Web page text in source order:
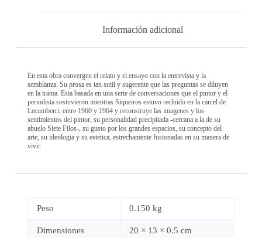
Información adicional
En esta obra convergen el relato y el ensayo con la entrevista y la
semblanza. Su prosa es tan sutil y sugerente que las preguntas se diluyen
en la trama. Esta basada en una serie de conversaciones que el pintor y el
periodista sostuvieron mientras Siqueiros estuvo recluido en la carcel de
Lecumberri, entre 1960 y 1964 y reconstruye las imagenes y los
sentimientos del pintor, su personalidad precipitada -cercana a la de su
abuelo Siete Filos-, su gusto por los grandes espacios, su concepto del
arte, su ideologia y su estetica, estrechamente fusionadas en su manera de
vivir.
Peso 0.150 kg
Dimensiones 20 × 13 × 0.5 cm